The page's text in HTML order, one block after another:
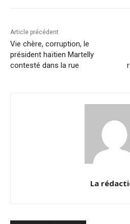
k
Article précédent
Vie chère, corruption, le
président haïtien Martelly
contesté dans la rue
La